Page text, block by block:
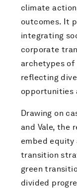
climate
outcomes. It
integrating
corporate
archetypes
reflecting
opportunities
Drawing on
and Vale, the
embed
transition
green
divided